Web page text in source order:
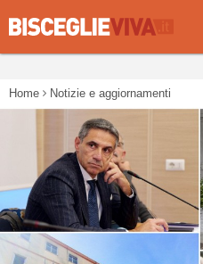
Home Notizie e aggiornamenti